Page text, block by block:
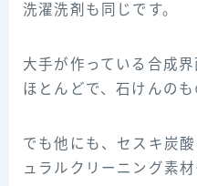
洗濯洗剤も同じです。
大手が作っている合成
ほとんどで、石けんのも
でも他にも、セスキ炭
ュラルクリーニング素材